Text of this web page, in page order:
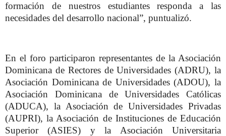
formación de nuestros estudiantes responda a las
necesidades del desarrollo nacional”, puntualizó.
En el foro participaron representantes de la Asociación
Dominicana de Rectores de Universidades (ADRU), la
Asociación Dominicana de Universidades (ADOU), la
Asociación Dominicana de Universidades Católicas
(ADUCA), la Asociación de Universidades Privadas
(AUPRI), la Asociación de Instituciones de Educación
Superior (ASIES) y la Asociación Universitaria